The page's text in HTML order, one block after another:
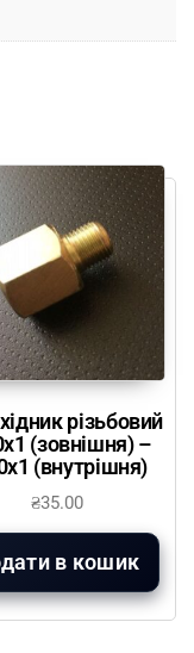
різьбовий
(зовнішня) –
(внутрішня)
₴35.00
в кошик